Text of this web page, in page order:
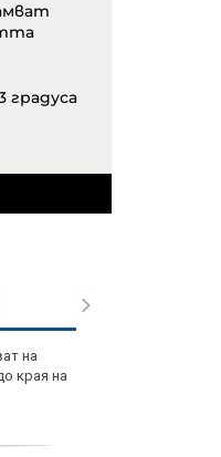
градуса
на
края на